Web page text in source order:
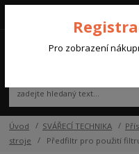
(Po-Pá, 07:00-15:30 hod.)
Úvod SVÁŘECÍ TECHNIKA
stroje
Předfiltr pro použití
Pro zobrazení